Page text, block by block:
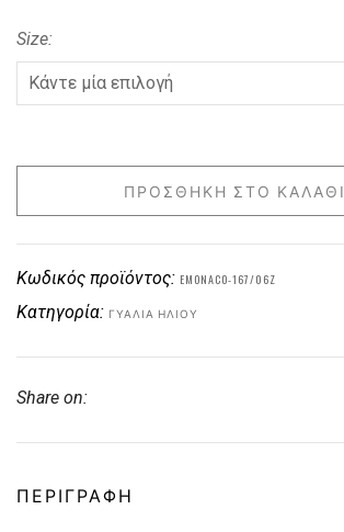
Size
ΠΡΟΣΘΉΚΗ ΣΤΟ ΚΑΛΆΘΙ
Κωδικός προϊόντος: EMONACO-167/06Z
Κατηγορία: ΓΥΑΛΙΆ ΗΛΊΟΥ
Share on:
ΠΕΡΙΓΡΑΦΉ